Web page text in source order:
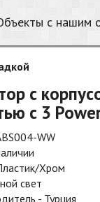
с нашим
с
с 3
WW
Хром
свет
- Турция